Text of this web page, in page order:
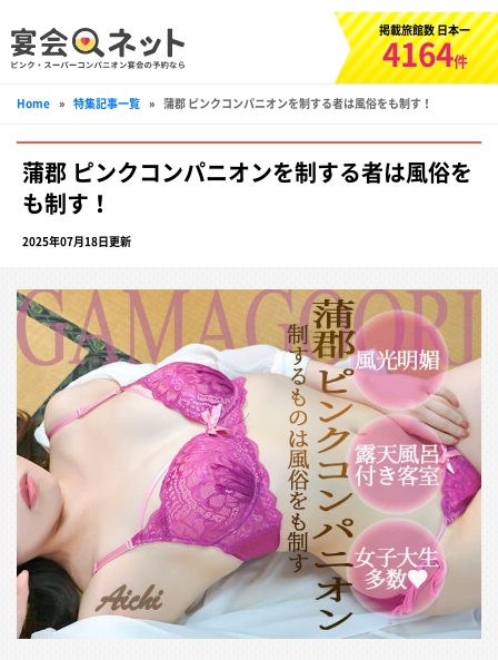
掲載旅館数 日本一
4164件
Home » 特集記事一覧 » 蒲郡 ピンクコンパニオンを制する者は風俗をも制す！
蒲郡 ピンクコンパニオンを制する者は風俗を
も制す！
2025年07月18日更新